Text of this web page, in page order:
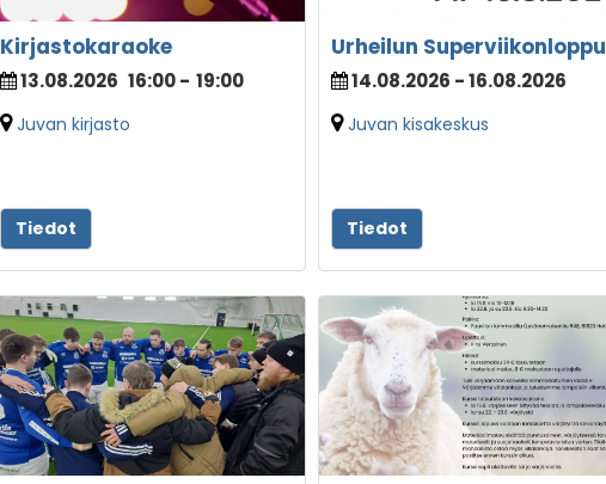
Kirjastokaraoke
13.08.2026 16:00- 19:00
Juvan kirjasto
Tiedot
Urheilun Superviikonloppu
14.08.2026 - 16.08.2026
Juvan kisakeskus
Tiedot